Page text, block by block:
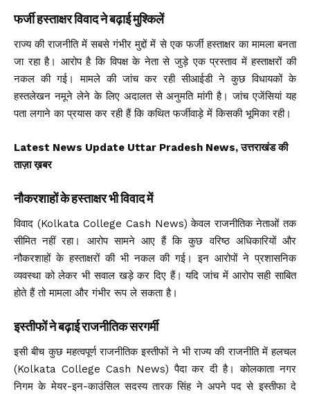
फर्जी हस्ताक्षर विवाद ने बढ़ाई मुश्किलें
राज्य की राजनीति में सबसे गंभीर मुद्दों में से एक फर्जी हस्ताक्षर का मामला बनता
जा रहा है। आरोप है कि विपक्ष के नेता से जुड़े एक प्रस्ताव में हस्ताक्षरों की
नकल की गई। मामले की जांच कर रही सीआईडी ने कुछ विधायकों के
हस्तलेखन नमूने लेने के लिए अदालत से अनुमति मांगी है। जांच एजेंसियां यह
पता लगाने का प्रयास कर रही हैं कि कथित फर्जीवाड़े में किसकी भूमिका रही।
Latest News Update Uttar Pradesh News, उत्तराखंड की
ताज़ा ख़बर
नौकरशाहों के हस्ताक्षर भी विवाद में
विवाद (Kolkata College Cash News) केवल राजनीतिक नेताओं तक
सीमित नहीं रहा। आरोप सामने आए हैं कि कुछ वरिष्ठ अधिकारियों और
नौकरशाहों के हस्ताक्षरों की भी नकल की गई। इन आरोपों ने प्रशासनिक
व्यवस्था को लेकर भी सवाल खड़े कर दिए हैं। यदि जांच में आरोप सही साबित
होते हैं तो मामला और गंभीर रूप ले सकता है।
इस्तीफों ने बढ़ाई राजनीतिक सरगर्मी
इसी बीच कुछ महत्वपूर्ण राजनीतिक इस्तीफों ने भी राज्य की राजनीति में हलचल
(Kolkata College Cash News) पैदा कर दी है। कोलकाता नगर
निगम के मेयर-इन-काउंसिल सदस्य तारक सिंह ने अपने पद से इस्तीफा दे